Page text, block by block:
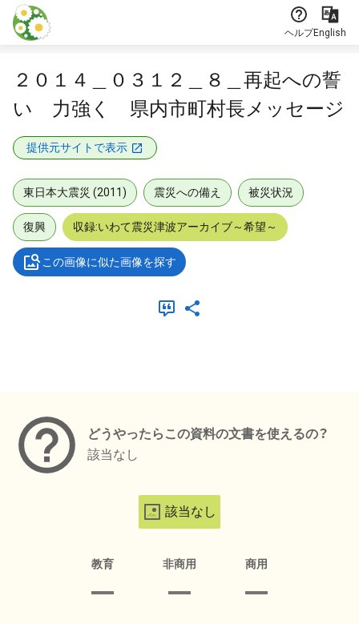
本文に飛ぶ
ヘルプEnglish
２０１４＿０３１２＿８＿再起への誓
い 力強く 県内市町村長メッセージ
提供元サイトで表示
東日本大震災 (2011) 震災への備え 被災状況
復興 収録:いわて震災津波アーカイブ～希望～
この画像に似た画像を探す
どうやったらこの資料の文書を使えるの？
該当なし
該当なし
教育 非商用 商用